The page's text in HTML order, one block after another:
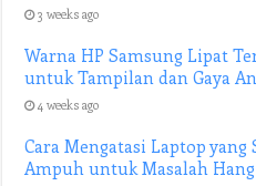
3 weeks ago
Warna HP Samsung Lipat
untuk Tampilan dan Gaya
4 weeks ago
Cara Mengatasi Laptop yang
Ampuh untuk Masalah